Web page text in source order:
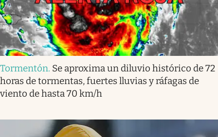
Tormentón. Se aproxima un diluvio histórico de 72
horas de tormentas, fuertes lluvias y ráfagas de
viento de hasta 70 km/h